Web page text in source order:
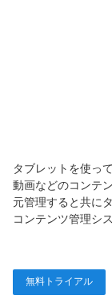
タブレットを使っ
動画などのコンテ
元管理すると共に
コンテンツ管理シ
無料トライアル